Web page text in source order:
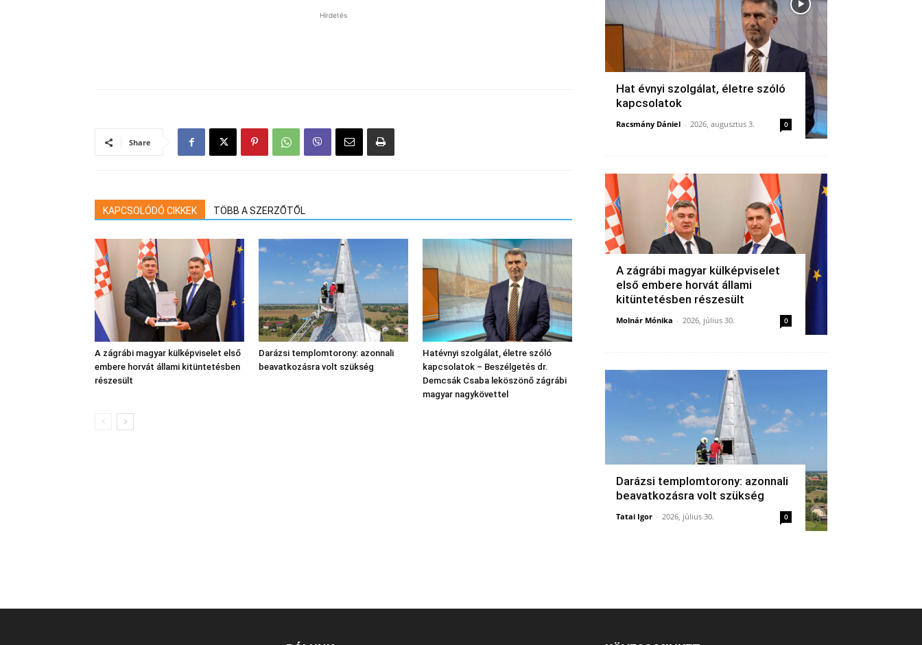
Hirdetés
Share
KAPCSOLÓDÓ CIKKEK TÖBB A SZERZŐTŐL
A zágrábi magyar külképviselet első
embere horvát állami kitüntetésben
részesült
Darázsi templomtorony: azonnali
beavatkozásra volt szükség
Hatévnyi szolgálat, életre szóló
kapcsolatok – Beszélgetés dr.
Demcsák Csaba leköszönő zágrábi
magyar nagykövettel
Hat évnyi szolgálat, életre szóló
kapcsolatok
Racsmány Dániel - 2026, augusztus 3. 0
A zágrábi magyar külképviselet
első embere horvát állami
kitüntetésben részesült
Molnár Mónika - 2026, július 30. 0
Darázsi templomtorony: azonnali
beavatkozásra volt szükség
Tatai Igor - 2026, július 30. 0